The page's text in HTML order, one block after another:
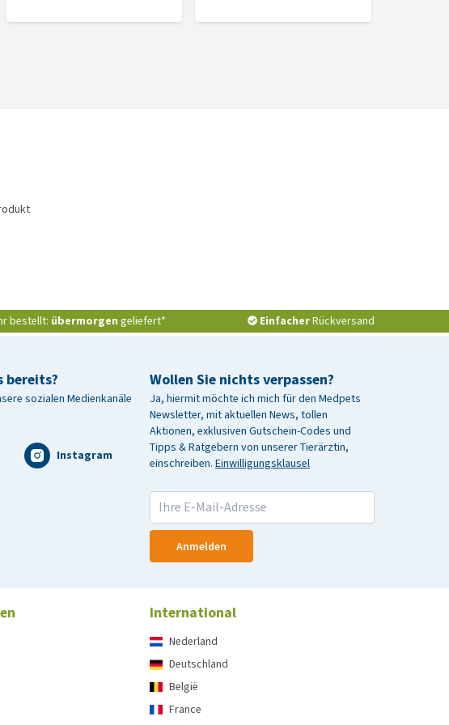
bestellt: übermorgen geliefert* EinfacherRückversand
Wollen Sie nichts verpassen?
Ja, hiermit möchte ich mich für den Medpets
Newsletter, mit aktuellen News, tollen
Aktionen, exklusiven Gutschein-Codes und
Tipps & Ratgebern von unserer Tierärztin,
einschreiben. Einwilligungsklausel
Anmelden
bereits?
sozialen Medienkanäle
Instagram
International
Nederland
Deutschland
België
France